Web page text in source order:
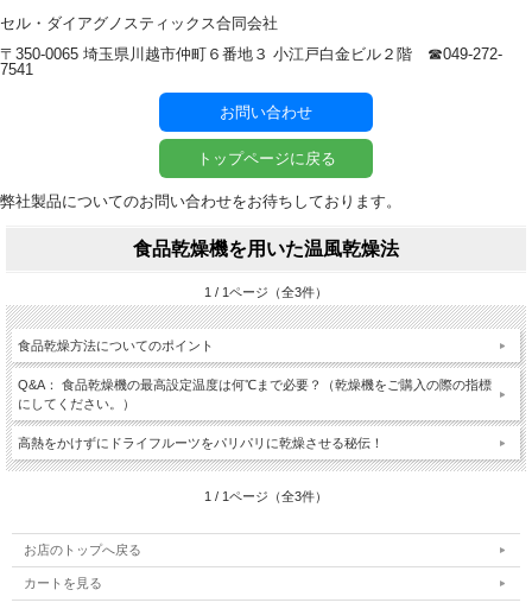
セル・ダイアグノスティックス合同会社
〒350-0065 埼玉県川越市仲町６番地３ 小江戸白金ビル２階 ☎︎049-272-
7541
お問い合わせ
トップページに戻る
弊社製品についてのお問い合わせをお待ちしております。
食品乾燥機を用いた温風乾燥法
1 / 1ページ（全3件）
食品乾燥方法についてのポイント
Q&A： 食品乾燥機の最高設定温度は何℃まで必要？（乾燥機をご購入の際の指標
にしてください。）
高熱をかけずにドライフルーツをパリパリに乾燥させる秘伝！
1 / 1ページ（全3件）
お店のトップへ戻る
カートを見る